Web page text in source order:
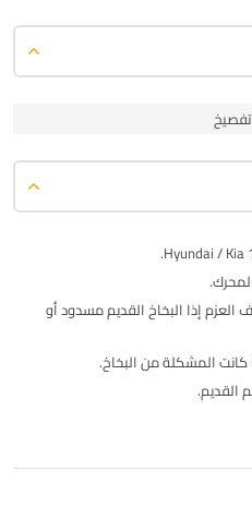
إذا البخاخ القديم مسدود أو
كانت المشكلة من البخاخ.
القديم.